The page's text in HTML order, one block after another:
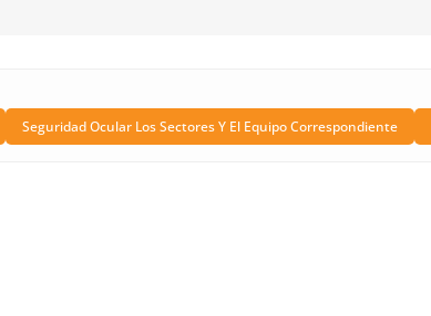
Seguridad Ocular Los Sectores Y El Equipo Correspondiente